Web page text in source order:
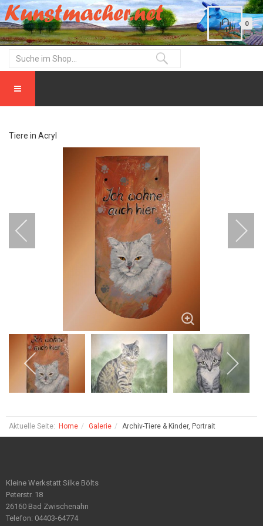
0
Tiere in Acryl
Aktuelle Seite: Home Galerie Archiv-Tiere & Kinder, Portrait
Kleine Werkstatt Silke Bölts
Peterstr. 18
26160 Bad Zwischenahn
Telefon: 04403-64774